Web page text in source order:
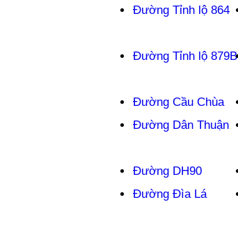
Đường Tỉnh lộ 864
Đường Tỉnh lộ 879B
Đường Cầu Chùa
Đường Dân Thuận
Đường DH90
Đường Đìa Lá